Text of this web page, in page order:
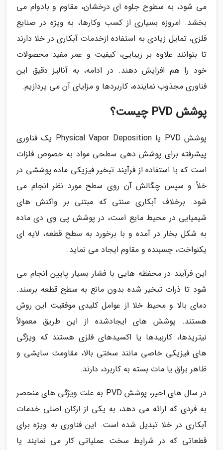
می شود، به سطوح جلوه ای درخشان، مقاوم و بادوام می
بخشد. امروزه بسیاری از کسب وکارها، به ویژه در صنایع
فلزی، تمایل زیادی به استفاده ازخدمات آبکاری در خلا دارند
تا بتوانند علاوه بر زیبایی، کیفیت و عمر مفید محصولات
خود را هم افزایش دهند. در ادامه، به آنالیز دقیق این
فناوری مجذوب نماینده، کاربردها و مزایای آن می پردازیم.
پوشش PVD چیست؟
پوشش PVD یا Physical Vapor Deposition یک فناوری
پیشرفته برای پوشش دهی سطحی مواد به خصوص فلزات
است که با استفاده از فرآیند تبخیر فیزیکی ماده پوششی در
خلأ و سپس چگالش آن روی سطح مورد نظر انجام می
شود. برخلاف آبکاری سنتی که مبتنی بر واکنش های
شیمیایی در محیط مایع است، در پوشش پی وی دی ماده
به شکل بخار در آمده و با برخورد به سطح قطعه، لایه ای
یکنواخت، چسبنده و مقاوم ایجاد می نماید.
این فرآیند در محفظه هایی با فشار بسیار پایین انجام می
شود تا ذرات تبخیر شده بدون مانع به سطح قطعه برسند.
دمای بالا و محیط خلا از عوامل کلیدی موفقیت این روش
هستند. پوشش های ایجادشده از این طریق معمولاً
نیتریدها، کاربیدها یا اکسیدهای فلزی هستند که ویژگی
های فیزیکی خاصی مانند سختی بالا، مقاومت سایشی و
ظاهر براق یا مات بسته به کاربرد، دارند.
در سال های اخیر، پوشش PVD به علت ویژگی های منحصر
به فردی که ارائه می دهد، به یکی از ارکان اصلی خدمات
آبکاری در خلا تبدیل شده است. این فناوری به ویژه برای
قطعاتی که در شرایط سخت عملیاتی کار می نمایند یا